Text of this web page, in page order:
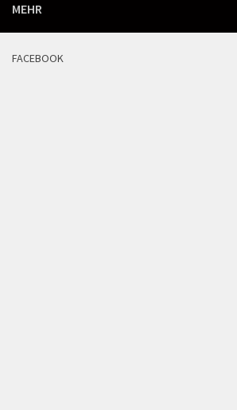
MEHR
FACEBOOK